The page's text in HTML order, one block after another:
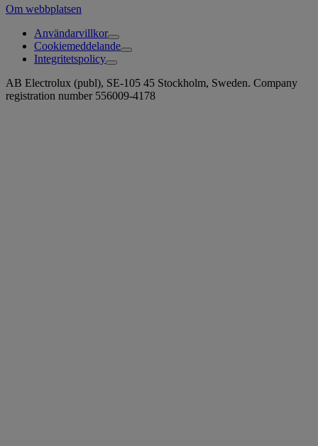
Om webbplatsen
Användarvillkor
Cookiemeddelande
Integritetspolicy
AB Electrolux (publ), SE-105 45 Stockholm, Sweden. Company
registration number 556009-4178